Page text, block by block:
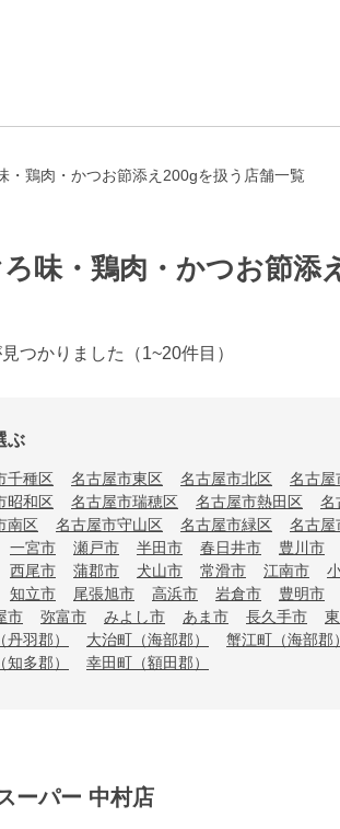
・鶏肉・かつお節添え200gを扱う店舗一覧
味・鶏肉・かつお節添
つかりました （1~20件目）
ぶ
千種区 名古屋市東区 名古屋市北区
名古屋
昭和区
名古屋市瑞穂区 名古屋市熱田区
名
南区
名古屋市守山区 名古屋市緑区
名古屋
一宮市 瀬戸市 半田市 春日井市
豊川市
西尾市 蒲郡市 犬山市 常滑市 江南市
知立市 尾張旭市 高浜市 岩倉市
豊明市
市
弥富市 みよし市 あま市 長久手市
羽郡）
大治町（海部郡）
蟹江町（海部郡
多郡）
幸田町（額田郡）
ーパー 中村店